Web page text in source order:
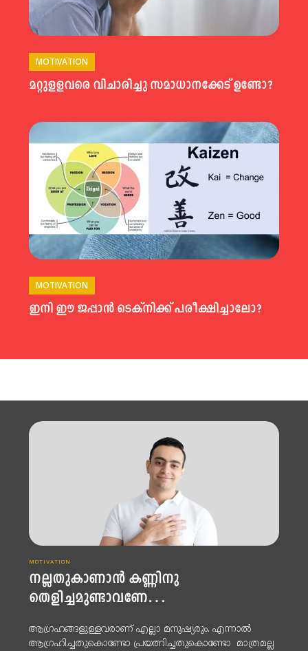
MOTIVATION
മറ്റുളളവരെ വിചാരിച്ചു സമാധാനക്കേട് ഉണ്ടോ?
MOTIVATION
ഇനി ഈ ജപ്പാൻ ടെക്‌നിക്ക് പരീക്ഷിച്ചാലോ?
MOTIVATION
നല്ലതുകാണാൻ കണ്ണിനു
തെളിച്ചമുണ്ടാവണേ…
ആഗ്രഹങ്ങളുള്ളവരാണ് എല്ലാ മനുഷ്യരും. എന്നാൽ
ആഗ്രഹിച്ചതുകൊണ്ടോ പ്രയത്നിച്ചതുകൊണ്ടോ മാത്രമല്ല